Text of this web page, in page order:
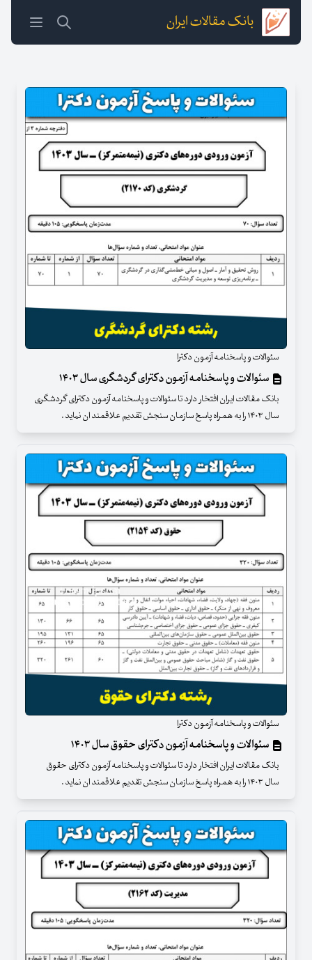
بانک مقالات ایران
سئوالات و پاسخنامه آزمون دکترا
سئوالات و پاسخنامه آزمون دکترای گردشگری سال ۱۴۰۳
بانک مقالات ایران افتخار دارد تا سئوالات و پاسخنامه آزمون دکترای گردشگری
سال ۱۴۰۳ را به همراه پاسخ سازمان سنجش تقدیم علاقمند ان نماید .
سئوالات و پاسخنامه آزمون دکترا
سئوالات و پاسخنامه آزمون دکترای حقوق سال ۱۴۰۳
بانک مقالات ایران افتخار دارد تا سئوالات و پاسخنامه آزمون دکترای حقوق
سال ۱۴۰۳ را به همراه پاسخ سازمان سنجش تقدیم علاقمند ان نماید .